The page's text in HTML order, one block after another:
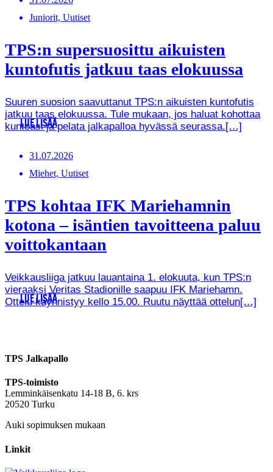
Juniorit, Uutiset
TPS:n supersuosittu aikuisten
kuntofutis jatkuu taas elokuussa
Suuren suosion saavuttanut TPS:n aikuisten kuntofutis
jatkuu taas elokuussa. Tule mukaan, jos haluat kohottaa
kuntoasi ja pelata jalkapalloa hyvässä seurassa.[…]
LUE LISÄÄ
31.07.2026
Miehet, Uutiset
TPS kohtaa IFK Mariehamnin
kotona – isäntien tavoitteena paluu
voittokantaan
Veikkausliiga jatkuu lauantaina 1. elokuuta, kun TPS:n
vieraaksi Veritas Stadionille saapuu IFK Mariehamn.
Ottelu käynnistyy kello 15.00. Ruutu näyttää ottelun[…]
LUE LISÄÄ
TPS Jalkapallo
TPS-toimisto
Lemminkäisenkatu 14-18 B, 6. krs
20520 Turku
Auki sopimuksen mukaan
Linkit